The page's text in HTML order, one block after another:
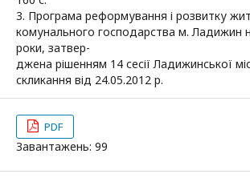
3. Програма реформування і розвитку
комунального господарства м. Ладижин
роки, затвер-
джена рішенням 14 сесії Ладижинської
скликання від 24.05.2012 р.
PDF
Завантажень: 99